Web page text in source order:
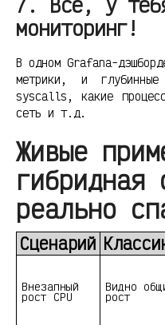
мониторинг!
В одном Grafana-
метрики, и
syscalls, какие
сеть и т.д.
Живые
гибридная
реально
Сценарий
Внезапный
рост CPU
Видно
рост